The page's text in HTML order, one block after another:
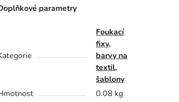
parametry
Foukací
fixy,
barvy na
textil,
šablony
0.08 kg